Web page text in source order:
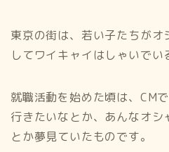
東京の街は、若い子たちが
してワイキャイはしゃいでい
就職活動を始めた頃は、CM
行きたいなとか、あんなオシ
とか夢見ていたものです。